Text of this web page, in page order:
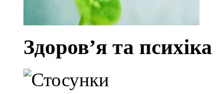
Здоров’я та психіка